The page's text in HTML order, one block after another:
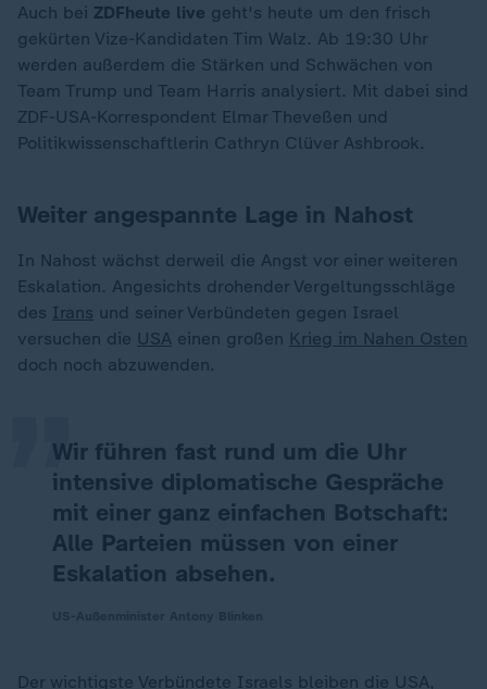
Auch bei ZDFheute live geht's heute um den frisch
gekürten Vize-Kandidaten Tim Walz. Ab 19:30 Uhr
werden außerdem die Stärken und Schwächen von
Team Trump und Team Harris analysiert. Mit dabei sind
ZDF-USA-Korrespondent Elmar Theveßen und
Politikwissenschaftlerin Cathryn Clüver Ashbrook.
Weiter angespannte Lage in Nahost
In Nahost wächst derweil die Angst vor einer weiteren
Eskalation. Angesichts drohender Vergeltungsschläge
des Irans und seiner Verbündeten gegen Israel
versuchen die USA einen großen Krieg im Nahen Osten
doch noch abzuwenden.
Wir führen fast rund um die Uhr
intensive diplomatische Gespräche
mit einer ganz einfachen Botschaft:
Alle Parteien müssen von einer
Eskalation absehen.
„
Der wichtigste Verbündete Israels bleiben die USA,